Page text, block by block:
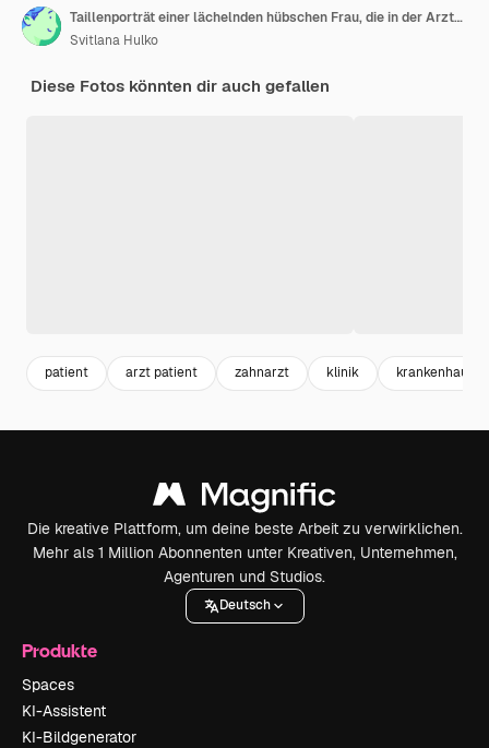
Taillenporträt einer lächelnden hübschen Frau, die in der Arztpraxis steht und auf die Kamera zeigt
Svitlana Hulko
Diese Fotos könnten dir auch gefallen
patient arzt patient zahnarzt klinik krankenhaus
Die kreative Plattform, um deine beste Arbeit zu verwirklichen.
Mehr als 1 Million Abonnenten unter Kreativen, Unternehmen,
Agenturen und Studios.
Deutsch
Produkte
Spaces
KI-Assistent
KI-Bildgenerator